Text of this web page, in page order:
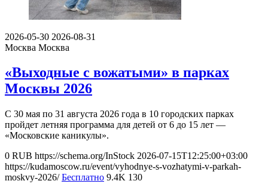
2026-05-30 2026-08-31
Москва Москва
«Выходные с вожатыми» в парках
Москвы 2026
С 30 мая по 31 августа 2026 года в 10 городских парках
пройдет летняя программа для детей от 6 до 15 лет —
«Московские каникулы».
0 RUB https://schema.org/InStock 2026-07-15T12:25:00+03:00
https://kudamoscow.ru/event/vyhodnye-s-vozhatymi-v-parkah-
moskvy-2026/ Бесплатно 9.4K 130